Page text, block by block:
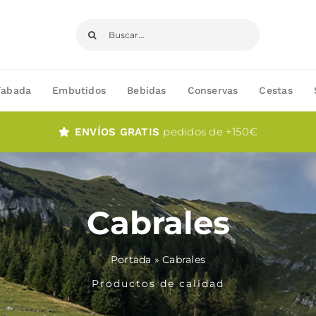
Embutidos Bebidas Conservas Cestas
ENVÍOS GRATIS pedidos de +150€
Cabrales
Portada »Cabrales
Productos de calidad